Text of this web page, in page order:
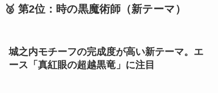
🥈 第2位：時の黒魔術師（新テーマ）
城之内モチーフの完成度が高い新テーマ。エ
ース「真紅眼の超越黒竜」に注目